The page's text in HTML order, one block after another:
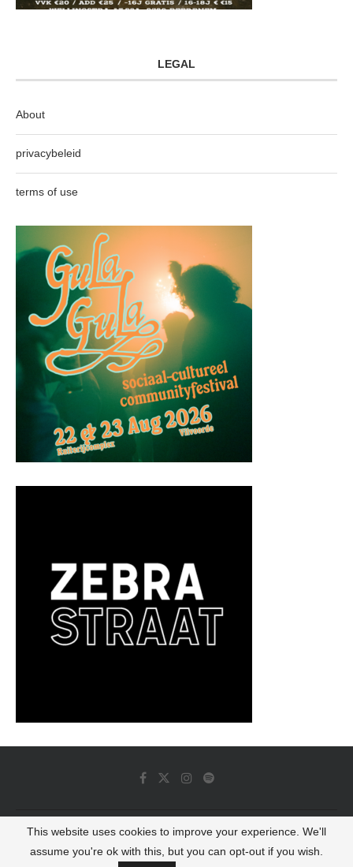
LEGAL
About
privacybeleid
terms of use
© 2022 - Luminous Dash All Rights Reserved
This website uses cookies to improve your experience. We'll
assume you're ok with this, but you can opt-out if you wish.